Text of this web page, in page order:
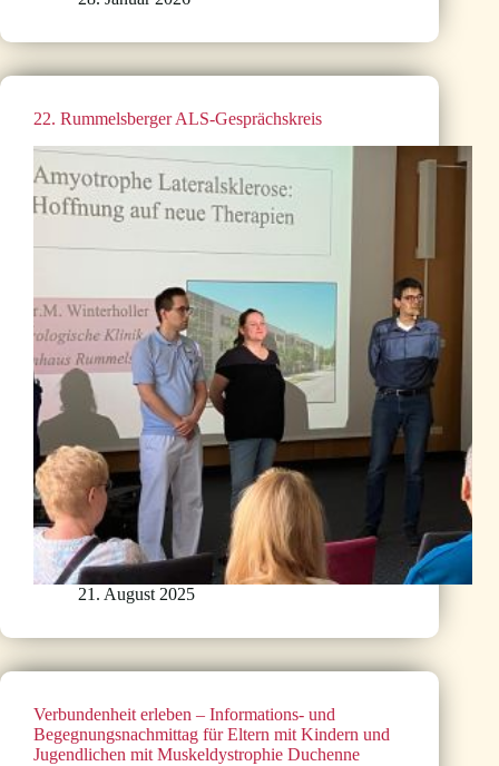
22. Rummelsberger ALS-Gesprächskreis
21. August 2025
Verbundenheit erleben – Informations- und
Begegnungsnachmittag für Eltern mit Kindern und
Jugendlichen mit Muskeldystrophie Duchenne